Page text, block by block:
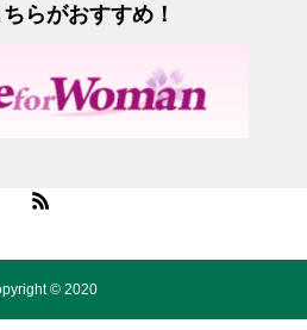
らがおすすめ！
© 2020